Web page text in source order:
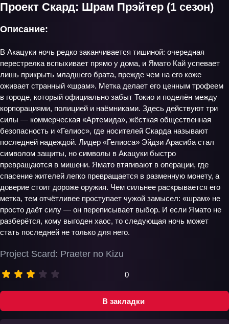
В закладки
Проект Скард: Шрам Прэйтер (1 сезон)
Project Scard: Praeter no Kizu
0
Описание:
В Акацуки ночь редко заканчивается тишиной: очередная
перестрелка вспыхивает прямо у дома, и Ямато Кай успевает
лишь прикрыть младшего брата, прежде чем на его коже
оживает странный «шрам». Метка делает его ценным трофеем
в городе, который официально забыт Токио и поделён между
корпорациями, полицией и наёмниками. Здесь действуют три
силы — коммерческая «Артемида», жёсткая общественная
безопасность и «Гелиос», где носителей Скарда называют
последней надеждой. Лидер «Гелиоса» Эйдзи Арасиба стал
символом защиты, но символы в Акацуки быстро
превращаются в мишени. Ямато втягивают в операции, где
спасение жителей легко превращается в разменную монету, а
доверие стоит дороже оружия. Чем сильнее раскрывается его
метка, тем отчётливее проступает чужой замысел: «шрам» не
просто даёт силу — он переписывает выбор. И если Ямато не
разберётся, кому выгоден хаос, то следующая ночь может
стать последней не только для него.